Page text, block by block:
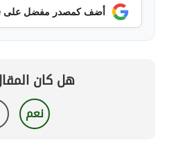
أضف كمصدر مفضل على Google
هل كان
نعم